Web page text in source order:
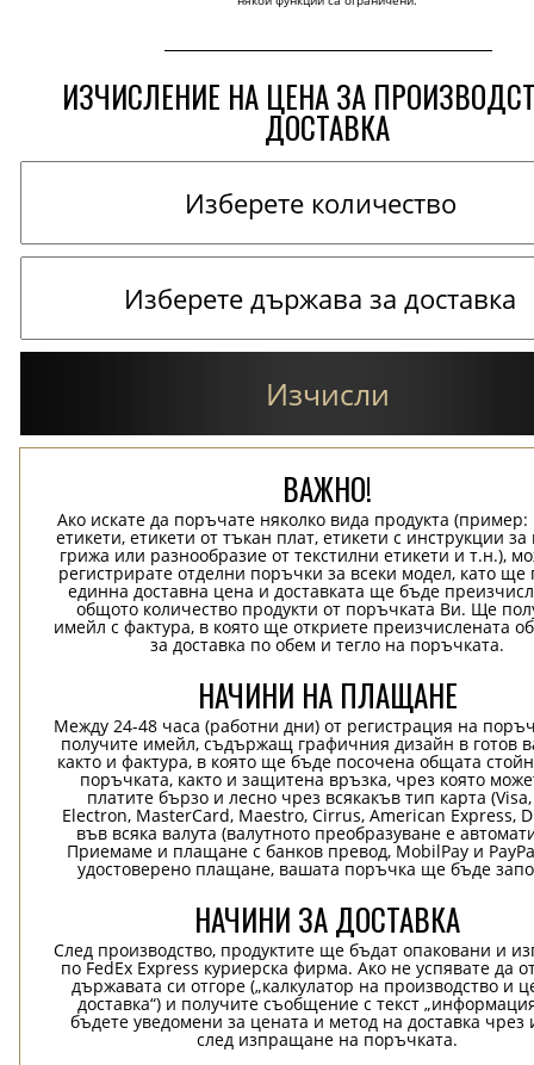
ИЗЧИСЛЕНИЕ НА ЦЕНА ЗА
ДОСТАВКА
Изчисли
ВАЖНО!
Ако искате да поръчате няколко вида продукта
етикети, етикети от тъкан плат, етикети с инструкции
грижа или разнообразие от текстилни етикети и т.н.),
регистрирате отделни поръчки за всеки модел, като ще
единна доставна цена и доставката ще бъде
общото количество продукти от поръчката Ви. Ще
имейл с фактура, в която ще откриете преизчислената
за доставка по обем и тегло на поръчката.
НАЧИНИ НА ПЛАЩАНЕ
Между 24-48 часа (работни дни) от регистрация на
получите имейл, съдържащ графичния дизайн в готов
както и фактура, в която ще бъде посочена общата
поръчката, както и защитена връзка, чрез която
платите бързо и лесно чрез всякакъв тип карта
Electron, MasterCard, Maestro, Cirrus, American Express,
във всяка валута (валутното преобразуване е
Приемаме и плащане с банков превод, MobilPay и
удостоверено плащане, вашата поръчка ще бъде
НАЧИНИ ЗА ДОСТАВКА
След производство, продуктите ще бъдат опаковани и
по FedEx Express куриерска фирма. Ако не успявате да
държавата си отгоре („калкулатор на производство и
доставка“) и получите съобщение с текст
бъдете уведомени за цената и метод на доставка чрез
след изпращане на поръчката.